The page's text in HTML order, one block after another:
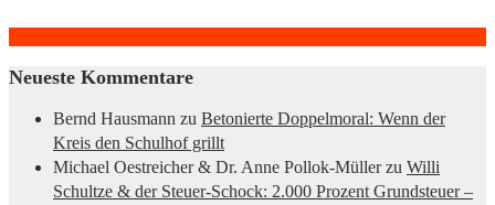
Neueste Kommentare
Bernd Hausmann zu Betonierte Doppelmoral: Wenn der
Kreis den Schulhof grillt
Michael Oestreicher & Dr. Anne Pollok-Müllerzu Willi
Schultze & der Steuer-Schock: 2.000 Prozent Grundsteuer –